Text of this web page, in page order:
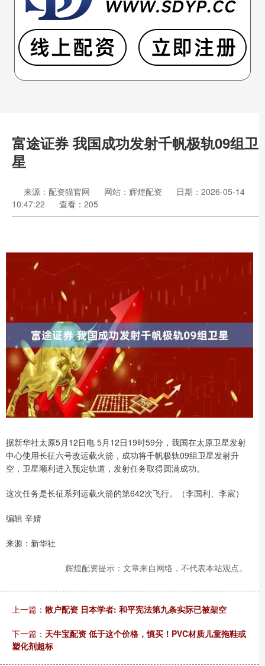
富途证券 我国成功发射千帆极轨09组卫
星
来源：配资猫官网 网站：辉煌配资
日期：2026-05-14
10:47:22
查看：205
据新华社太原5月12日电 5月12日19时59分，我国在太原卫星发射
中心使用长征六号改运载火箭，成功将千帆极轨09组卫星发射升
空，卫星顺利进入预定轨道，发射任务取得圆满成功。
这次任务是长征系列运载火箭的第642次飞行。（李国利、李宸）
编辑 辛婧
来源：新华社
辉煌配资提示：文章来自网络，不代表本站观点。
上一篇： 散户配资 日本学者: 和平宪法第九条实际已被架空
下一篇： 天牛宝配资 低于这个价格，慎买！PVC材质儿童拖鞋或
塑化剂超标